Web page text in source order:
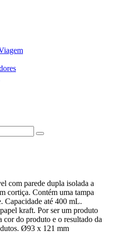
com parede dupla isolada a
cortiça. Contém uma tampa
Capacidade até 400 mL.
kraft. Por ser um produto
cor do produto e o resultado da
Ø93 x 121 mm